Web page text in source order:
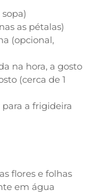
as pétalas)
(opcional,
na hora, a gosto
(cerca de 1
a frigideira
flores e folhas
em água